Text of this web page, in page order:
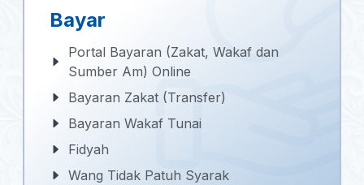
Bayar
Portal Bayaran (Zakat, Wakaf dan
Sumber Am) Online
Bayaran Zakat (Transfer)
Bayaran Wakaf Tunai
Fidyah
Wang Tidak Patuh Syarak